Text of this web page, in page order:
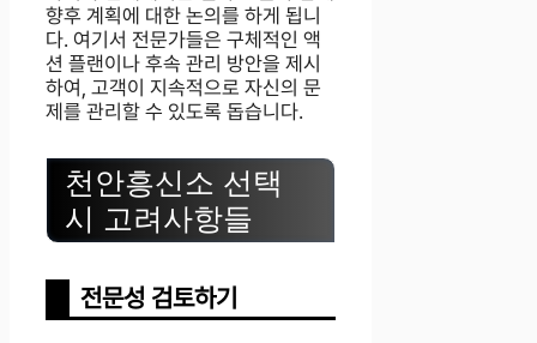
향후 계획에 대한 논의를 하게 됩니
다. 여기서 전문가들은 구체적인 액
션 플랜이나 후속 관리 방안을 제시
하여, 고객이 지속적으로 자신의 문
제를 관리할 수 있도록 돕습니다.
천안흥신소 선택
시 고려사항들
전문성 검토하기